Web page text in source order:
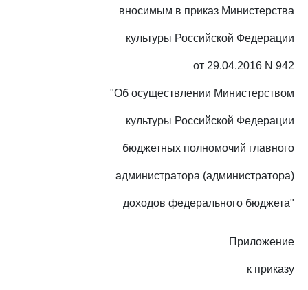
вносимым в приказ Министерства
культуры Российской Федерации
от 29.04.2016 N 942
"Об осуществлении Министерством
культуры Российской Федерации
бюджетных полномочий главного
администратора (администратора)
доходов федерального бюджета"
Приложение
к приказу